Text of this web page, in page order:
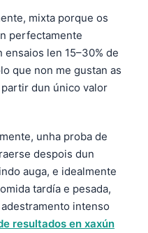
mixta porque os
perfectamente
len 15–30% de
que non me gustan as
dun único valor
unha proba de
despois dun
auga, e idealmente
tardía e pesada,
intenso
resultados en xaxún